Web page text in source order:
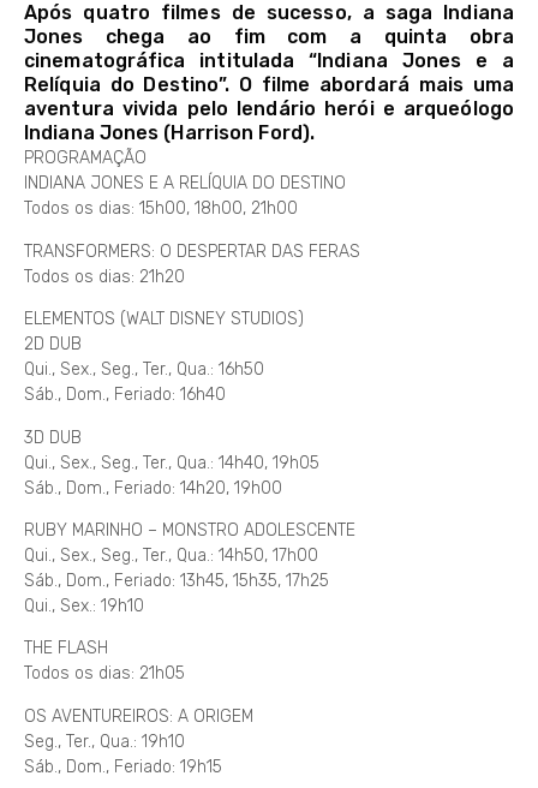
Após quatro filmes de sucesso, a saga Indiana
Jones chega ao fim com a quinta obra
cinematográfica intitulada “Indiana Jones e a
Relíquia do Destino”. O filme abordará mais uma
aventura vivida pelo lendário herói e arqueólogo
Indiana Jones (Harrison Ford).
PROGRAMAÇÃO
INDIANA JONES E A RELÍQUIA DO DESTINO
Todos os dias: 15h00, 18h00, 21h00
TRANSFORMERS: O DESPERTAR DAS FERAS
Todos os dias: 21h20
ELEMENTOS (WALT DISNEY STUDIOS)
2D DUB
Qui., Sex., Seg., Ter., Qua.: 16h50
Sáb., Dom., Feriado: 16h40
3D DUB
Qui., Sex., Seg., Ter., Qua.: 14h40, 19h05
Sáb., Dom., Feriado: 14h20, 19h00
RUBY MARINHO – MONSTRO ADOLESCENTE
Qui., Sex., Seg., Ter., Qua.: 14h50, 17h00
Sáb., Dom., Feriado: 13h45, 15h35, 17h25
Qui., Sex.: 19h10
THE FLASH
Todos os dias: 21h05
OS AVENTUREIROS: A ORIGEM
Seg., Ter., Qua.: 19h10
Sáb., Dom., Feriado: 19h15